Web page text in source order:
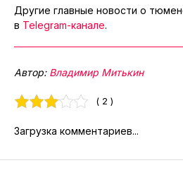
Другие главные новости о
в Telegram-канале.
Автор: Владимир Митькин
( 2 )
Загрузка комментариев...